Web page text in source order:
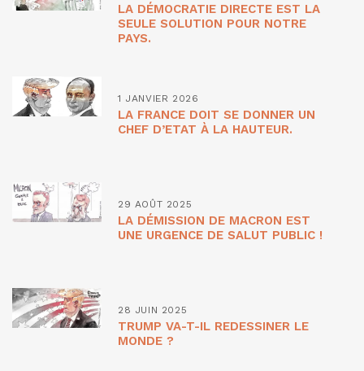
LA DÉMOCRATIE DIRECTE EST LA
SEULE SOLUTION POUR NOTRE
PAYS.
1 JANVIER 2026
LA FRANCE DOIT SE DONNER UN
CHEF D’ETAT À LA HAUTEUR.
29 AOÛT 2025
LA DÉMISSION DE MACRON EST
UNE URGENCE DE SALUT PUBLIC !
28 JUIN 2025
TRUMP VA-T-IL REDESSINER LE
MONDE ?